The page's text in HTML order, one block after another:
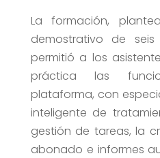
La formación,
demostrativo de
permitió a los
práctica las
plataforma, con
inteligente de
gestión de tareas, la
abonado e informes